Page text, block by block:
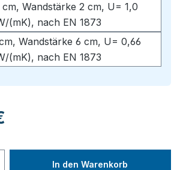
Wandstärke 2 cm, U= 1,0
(mK), nach EN 1873
Wandstärke 6 cm, U= 0,66
(mK), nach EN 1873
Gib den
In den Warenkorb